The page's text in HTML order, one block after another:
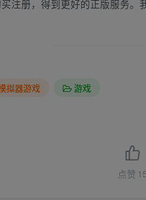
注册，得到更好的正版服务
拟器游戏 游戏
点赞